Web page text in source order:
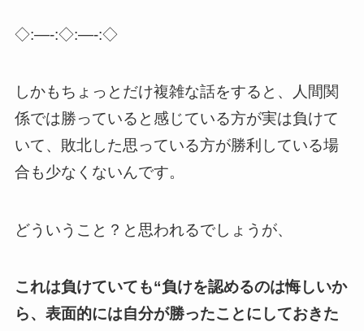
◇:—-:◇:—-:◇
しかもちょっとだけ複雑な話をすると、人間関
係では勝っていると感じている方が実は負けて
いて、敗北した思っている方が勝利している場
合も少なくないんです。
どういうこと？と思われるでしょうが、
これは負けていても“負けを認めるのは悔しいか
ら、表面的には自分が勝ったことにしておきた